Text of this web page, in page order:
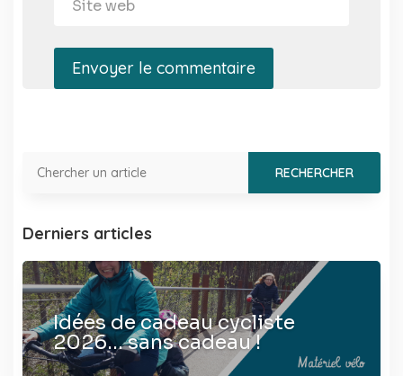
Envoyer le commentaire
Derniers articles
Idées de cadeau cycliste
2026… sans cadeau !